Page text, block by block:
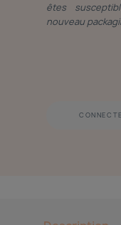
êtes
nouveau